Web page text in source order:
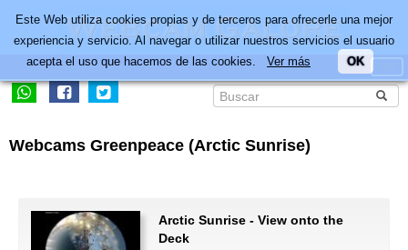
Webcams Greenpeace (Arctic Sunrise)
Arctic Sunrise - View onto the
Deck
Este Web utiliza cookies propias y de terceros para ofrecerle una mejor
experiencia y servicio. Al navegar o utilizar nuestros servicios el usuario
acepta el uso que hacemos de las cookies. Ver más OK